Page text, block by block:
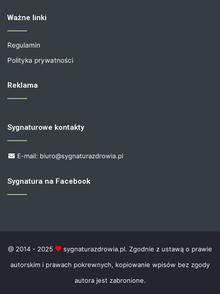
Ważne linki
Regulamin
Polityka prywatności
Reklama
Sygnaturowe kontakty
E-mail: biuro@sygnaturazdrowia.pl
Sygnatura na Facebook
@ 2014 - 2025
sygnaturazdrowia.pl. Zgodnie z ustawą o prawie
autorskim i prawach pokrewnych, kopiowanie wpisów bez zgody
autora jest zabronione.